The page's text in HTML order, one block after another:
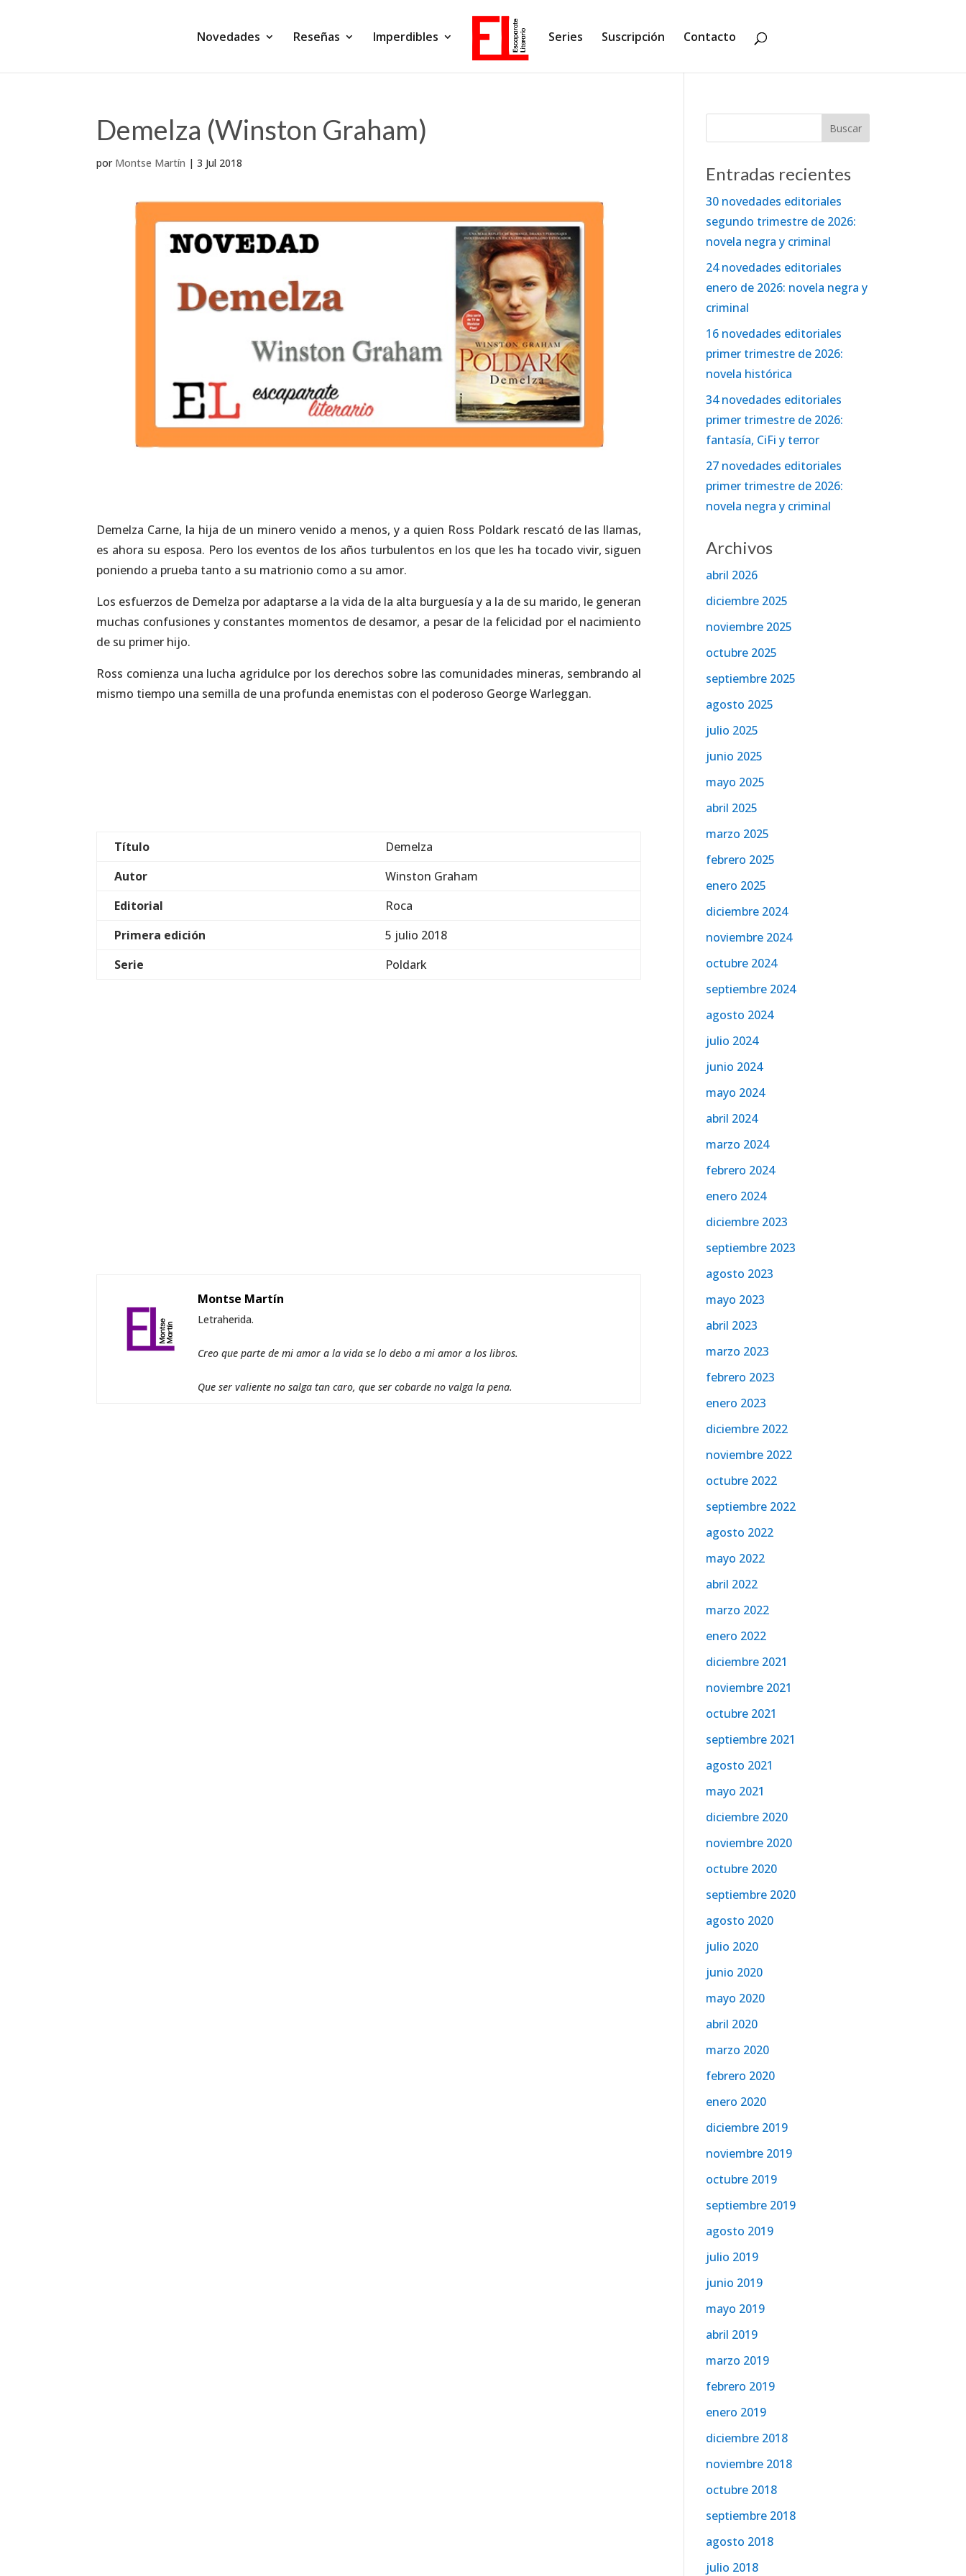
Novedades Reseñas Imperdibles Series Suscripción Contacto
Demelza (Winston Graham)
por Montse Martín |3 Jul 2018
Demelza Carne, la hija de un minero venido a menos, y a quien Ross Poldark rescató de las llamas,
es ahora su esposa. Pero los eventos de los años turbulentos en los que les ha tocado vivir, siguen
poniendo a prueba tanto a su matrionio como a su amor.
Los esfuerzos de Demelza por adaptarse a la vida de la alta burguesía y a la de su marido, le generan
muchas confusiones y constantes momentos de desamor, a pesar de la felicidad por el nacimiento
de su primer hijo.
Ross comienza una lucha agridulce por los derechos sobre las comunidades mineras, sembrando al
mismo tiempo una semilla de una profunda enemistas con el poderoso George Warleggan.
Título
Demelza
Autor
Winston Graham
Editorial
Roca
Primera edición
5 julio 2018
Serie
Poldark
Montse Martín
Letraherida.
Creo que parte de mi amor a la vida se lo debo a mi amor a los libros.
Que ser valiente no salga tan caro, que ser cobarde no valga la pena.
Entradas recientes
30 novedades editoriales
segundo trimestre de 2026:
novela negra y criminal
24 novedades editoriales
enero de 2026: novela negra y
criminal
16 novedades editoriales
primer trimestre de 2026:
novela histórica
34 novedades editoriales
primer trimestre de 2026:
fantasía, CiFi y terror
27 novedades editoriales
primer trimestre de 2026:
novela negra y criminal
Archivos
abril 2026
diciembre 2025
noviembre 2025
octubre 2025
septiembre 2025
agosto 2025
julio 2025
junio 2025
mayo 2025
abril 2025
marzo 2025
febrero 2025
enero 2025
diciembre 2024
noviembre 2024
octubre 2024
septiembre 2024
agosto 2024
julio 2024
junio 2024
mayo 2024
abril 2024
marzo 2024
febrero 2024
enero 2024
diciembre 2023
septiembre 2023
agosto 2023
mayo 2023
abril 2023
marzo 2023
febrero 2023
enero 2023
diciembre 2022
noviembre 2022
octubre 2022
septiembre 2022
agosto 2022
mayo 2022
abril 2022
marzo 2022
enero 2022
diciembre 2021
noviembre 2021
octubre 2021
septiembre 2021
agosto 2021
mayo 2021
diciembre 2020
noviembre 2020
octubre 2020
septiembre 2020
agosto 2020
julio 2020
junio 2020
mayo 2020
abril 2020
marzo 2020
febrero 2020
enero 2020
diciembre 2019
noviembre 2019
octubre 2019
septiembre 2019
agosto 2019
julio 2019
junio 2019
mayo 2019
abril 2019
marzo 2019
febrero 2019
enero 2019
diciembre 2018
noviembre 2018
octubre 2018
septiembre 2018
agosto 2018
julio 2018